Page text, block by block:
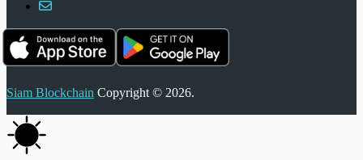
Siam Blockchain Copyright © 2026.